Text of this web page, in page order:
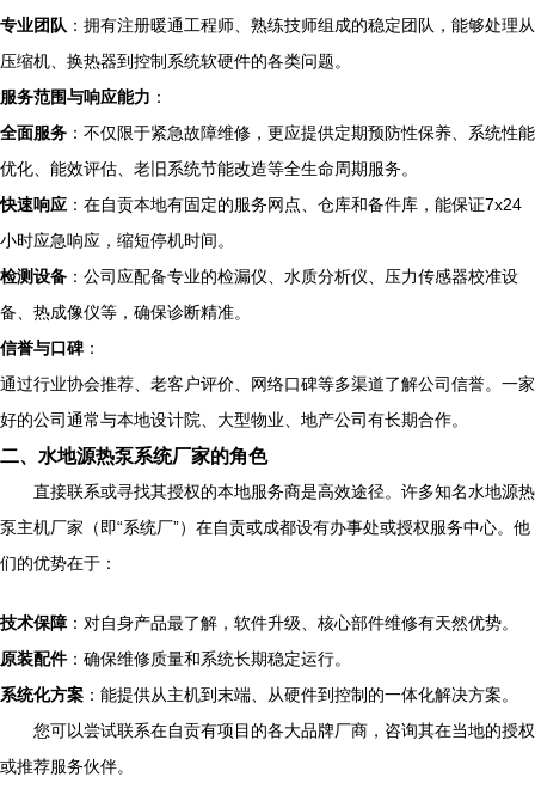
专业团队 ：拥有注册暖通工程师、熟练技师组成的稳定团队，能够处理从
压缩机、换热器到控制系统软硬件的各类问题。
服务范围与响应能力 ：
全面服务 ：不仅限于紧急故障维修，更应提供定期预防性保养、系统性能
优化、能效评估、老旧系统节能改造等全生命周期服务。
快速响应 ：在自贡本地有固定的服务网点、仓库和备件库，能保证7x24
小时应急响应，缩短停机时间。
检测设备 ：公司应配备专业的检漏仪、水质分析仪、压力传感器校准设
备、热成像仪等，确保诊断精准。
信誉与口碑 ：
通过行业协会推荐、老客户评价、网络口碑等多渠道了解公司信誉。一家
好的公司通常与本地设计院、大型物业、地产公司有长期合作。
二、水地源热泵系统厂家的角色
直接联系或寻找其授权的本地服务商是高效途径。许多知名水地源热
泵主机厂家（即“系统厂”）在自贡或成都设有办事处或授权服务中心。他
们的优势在于：
技术保障 ：对自身产品最了解，软件升级、核心部件维修有天然优势。
原装配件：确保维修质量和系统长期稳定运行。
系统化方案 ：能提供从主机到末端、从硬件到控制的一体化解决方案。
您可以尝试联系在自贡有项目的各大品牌厂商，咨询其在当地的授权
或推荐服务伙伴。